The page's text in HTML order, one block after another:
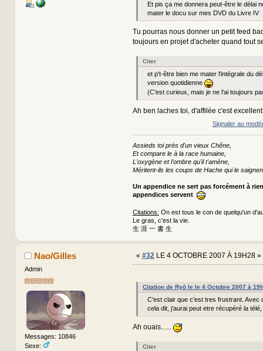
Et pis ça me donnera peut-être le délai
mater le docu sur mes DVD du Livre IV
Tu pourras nous donner un petit feed
toujours en projet d'acheter quand tout
Citer
et p't-être bien me mater l'intégrale du
version quotidienne
(C'est curieux, mais je ne l'ai toujours
Ah ben laches toi, d'affilée c'est
Signaler au
Assieds toi près d'un vieux Chêne,
Et compare le à la race humaine,
L'oxygène et l'ombre qu'il t'amène,
Méritent-ils les coups de Hache qui le
Un appendice ne sert pas forcément à
appendices servent
Citations: On est tous le con de quelqu'un
Le gras, c'est la vie.
生 涯 一 書 生
Nao/Gilles
Admin
Messages: 10846
Sexe:
« #32LE 4 OCTOBRE 2007 À 19H28 »
Citation de Ryō le le 4 Octobre 2007 à
C'est clair que c'est tres frustrant. Avec
cela dit, j'aurai peut etre récupéré la
Ah ouais......
Citer